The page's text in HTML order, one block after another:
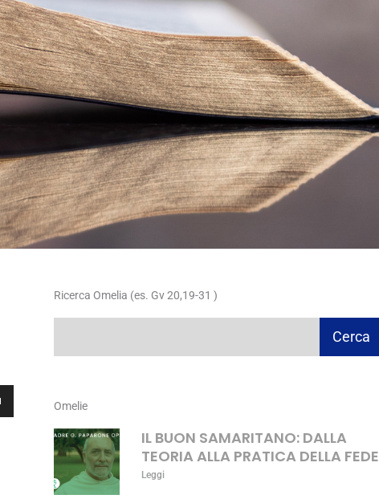
Ricerca Omelia (es. Gv 20,19-31 )
Cerca
Omelie
IL BUON SAMARITANO: DALLA
TEORIA ALLA PRATICA DELLA FEDE
Leggi